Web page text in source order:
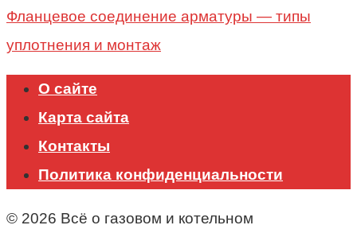
Фланцевое соединение арматуры — типы
уплотнения и монтаж
О сайте
Карта сайта
Контакты
Политика конфиденциальности
© 2026 Всё о газовом и котельном